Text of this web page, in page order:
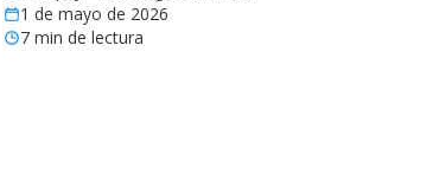
1 de mayo de 2026
7min de lectura